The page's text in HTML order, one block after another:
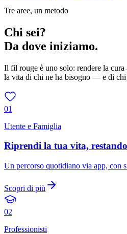
Tre aree, un metodo
Chi sei?
Da dove iniziamo.
Il fil rouge è uno solo: rendere la cura
la vita di chi ne ha bisogno — e di
01
Utente e Famiglia
Riprendi la tua vita,
Un percorso quotidiano via app, con
Scopri di più
02
Professionisti